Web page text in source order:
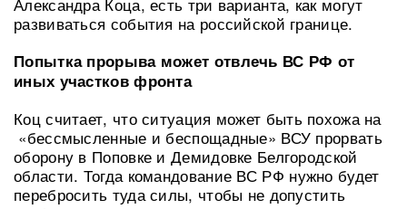
развиваться события на российской границе.
Попытка прорыва может отвлечь ВС РФ от
иных участков фронта
Коц считает, что ситуация может быть похожа на
«бессмысленные и беспощадные» ВСУ прорвать
оборону в Поповке и Демидовке Белгородской
области. Тогда командование ВС РФ нужно будет
перебросить туда силы, чтобы не допустить